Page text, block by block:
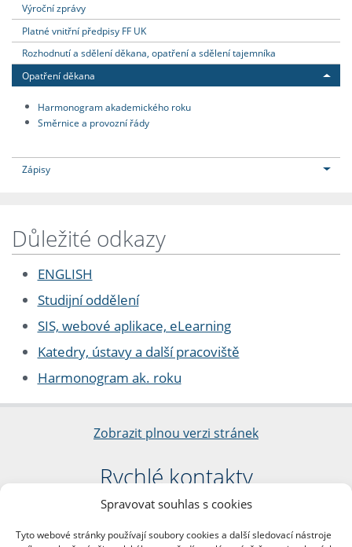
Spravovat souhlas s cookies
Tyto webové stránky používají soubory cookies a další sledovací nástroje
Výroční zprávy
Platné vnitřní předpisy FF UK
Rozhodnutí a sdělení děkana, opatření a sdělení tajemníka
Opatření děkana
Harmonogram akademického roku
Směrnice a provozní řády
Zápisy
Důležité odkazy
ENGLISH
Studijní oddělení
SIS, webové aplikace, eLearning
Katedry, ústavy a další pracoviště
Harmonogram ak. roku
Zobrazit plnou verzi stránek
Rychlé kontakty
Filozofická fakulta
nám. Jana Palacha 1/2